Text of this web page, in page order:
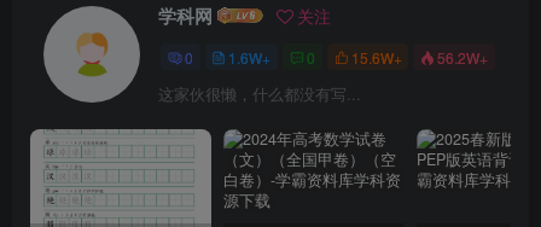
学科网 关注
0 1.6W+ 0 15.6W+ 56.2W+
这家伙很懒，什么都没有写...